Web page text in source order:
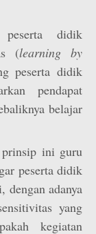
peserta didik
(learning by
peserta didik
pendapat
belajar
prinsip ini guru
peserta didik
dengan adanya
yang
kegiatan